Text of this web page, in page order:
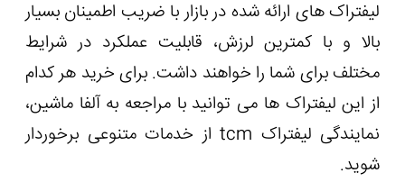
لیفتراک های ارائه شده در بازار با ضریب اطمینان بسیار
بالا و با کمترین لرزش، قابلیت عملکرد در شرایط
مختلف برای شما را خواهند داشت. برای خرید هر کدام
از این لیفتراک ها می توانید با مراجعه به آلفا ماشین،
نمایندگی لیفتراک tcm از خدمات متنوعی برخوردار
شوید.